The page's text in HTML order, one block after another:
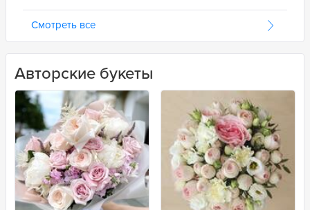
Смотреть все
Авторские букеты